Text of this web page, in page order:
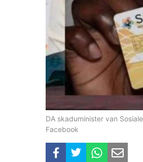
DA skaduminister van
Facebook